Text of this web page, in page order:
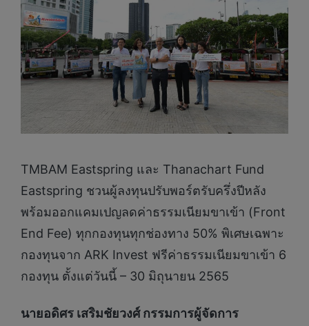
TMBAM Eastspring และ Thanachart Fund
Eastspring ชวนผู้ลงทุนปรับพอร์ตรับครึ่งปีหลัง
พร้อมออกแคมเปญลดค่าธรรมเนียมขาเข้า (Front
End Fee) ทุกกองทุนทุกช่องทาง 50% พิเศษเฉพาะ
กองทุนจาก ARK Invest ฟรีค่าธรรมเนียมขาเข้า 6
กองทุน ตั้งแต่วันนี้ – 30 มิถุนายน 2565
นายอดิศร เสริมชัยวงศ์ กรรมการผู้จัดการ